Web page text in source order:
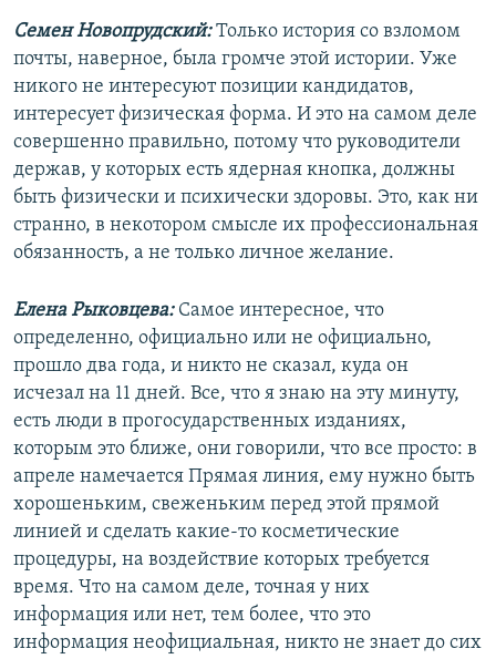
Семен Новопрудский:Только история со взломом
почты, наверное, была громче этой истории. Уже
никого не интересуют позиции кандидатов,
интересует физическая форма. И это на самом деле
совершенно правильно, потому что руководители
держав, у которых есть ядерная кнопка, должны
быть физически и психически здоровы. Это, как ни
странно, в некотором смысле их профессиональная
обязанность, а не только личное желание.
Елена Рыковцева:Самое интересное, что
определенно, официально или не официально,
прошло два года, и никто не сказал, куда он
исчезал на 11 дней. Все, что я знаю на эту минуту,
есть люди в прогосударственных изданиях,
которым это ближе, они говорили, что все просто: в
апреле намечается Прямая линия, ему нужно быть
хорошеньким, свеженьким перед этой прямой
линией и сделать какие-то косметические
процедуры, на воздействие которых требуется
время. Что на самом деле, точная у них
информация или нет, тем более, что это
информация неофициальная, никто не знает до сих